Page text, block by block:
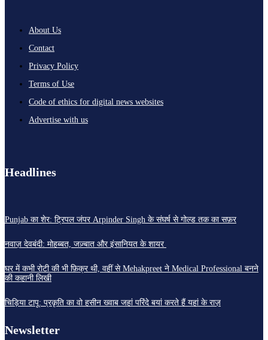
About Us
Contact
Privacy Policy
Terms of Use
Code of ethics for digital news websites
Advertise with us
Headlines
Punjab का शेर: ट्रिपल जंपर Arpinder Singh के संघर्ष से गोल्ड तक का सफ़र
नवाज़ देवबंदी: मोहब्बत, जज़्बात और इंसानियत के शायर
घर में कभी रोटी की भी फ़िक्र थी, वहीं से Mehakpreet ने Medical Professional बनने
की कहानी लिखी
चिड़िया टापू: प्रकृति का वो हसीन ख्वाब जहां परिंदे बयां करते हैं यहां के राज़
Newsletter